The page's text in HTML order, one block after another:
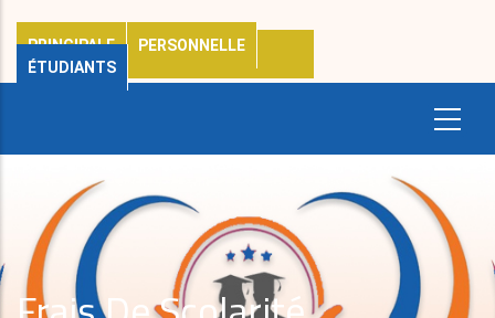
PRINCIPALE
PERSONNELLE
ÉTUDIANTS